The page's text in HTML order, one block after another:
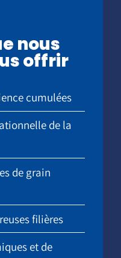
nous
offrir
cumulées
de la
de grain
filières
et de